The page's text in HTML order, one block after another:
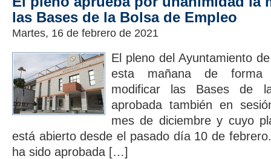
las Bases de la Bolsa de Empleo
Martes, 16 de febrero de 2021
El pleno del Ayuntamiento
esta mañana de forma
modificar las Bases de
aprobada también en
mes de diciembre y cuyo
está abierto desde el pasado día 10 de
ha sido aprobada […]